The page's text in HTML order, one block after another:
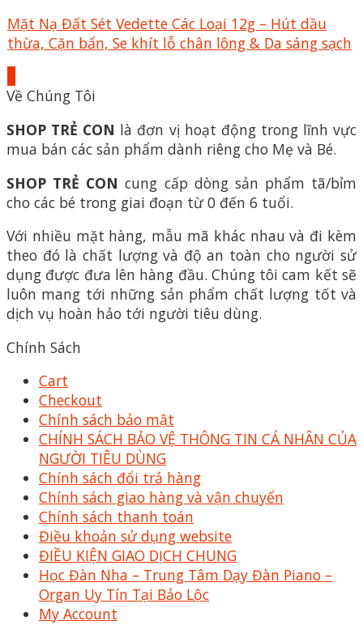
Mặt Nạ Đất Sét Vedette Các Loại 12g – Hút dầu
thừa, Cặn bẩn, Se khít lỗ chân lông & Da sáng sạch
Về Chúng Tôi
SHOP TRẺ CON là đơn vị hoạt động trong lĩnh vực
mua bán các sản phẩm dành riêng cho Mẹ và Bé.
SHOP TRẺ CON cung cấp dòng sản phẩm tã/bỉm
cho các bé trong giai đoạn từ 0 đến 6 tuổi.
Với nhiều mặt hàng, mẫu mã khác nhau và đi kèm
theo đó là chất lượng và độ an toàn cho người sử
dụng được đưa lên hàng đầu. Chúng tôi cam kết sẽ
luôn mang tới những sản phẩm chất lượng tốt và
dịch vụ hoàn hảo tới người tiêu dùng.
Chính Sách
Cart
Checkout
Chính sách bảo mật
CHÍNH SÁCH BẢO VỆ THÔNG TIN CÁ NHÂN CỦA
NGƯỜI TIÊU DÙNG
Chính sách đổi trả hàng
Chính sách giao hàng và vận chuyển
Chính sách thanh toán
Điều khoản sử dụng website
ĐIỀU KIỆN GIAO DỊCH CHUNG
Học Đàn Nha – Trung Tâm Dạy Đàn Piano –
Organ Uy Tín Tại Bảo Lộc
My Account